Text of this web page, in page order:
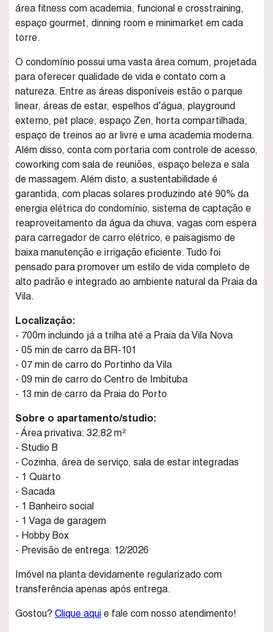
área fitness com academia, funcional e crosstraining,
espaço gourmet, dinning room e minimarket em cada
torre.
O condomínio possui uma vasta área comum, projetada
para oferecer qualidade de vida e contato com a
natureza. Entre as áreas disponíveis estão o parque
linear, áreas de estar, espelhos d’água, playground
externo, pet place, espaço Zen, horta compartilhada,
espaço de treinos ao ar livre e uma academia moderna.
Além disso, conta com portaria com controle de acesso,
coworking com sala de reuniões, espaço beleza e sala
de massagem. Além disto, a sustentabilidade é
garantida, com placas solares produzindo até 90% da
energia elétrica do condomínio, sistema de captação e
reaproveitamento da água da chuva, vagas com espera
para carregador de carro elétrico, e paisagismo de
baixa manutenção e irrigação eficiente. Tudo foi
pensado para promover um estilo de vida completo de
alto padrão e integrado ao ambiente natural da Praia da
Vila.
Localização:
- 700m incluindo já a trilha até a Praia da Vila Nova
- 05 min de carro da BR-101
- 07 min de carro do Portinho da Vila
- 09 min de carro do Centro de Imbituba
- 13 min de carro da Praia do Porto
Sobre o apartamento/studio:
- Área privativa: 32,82 m²
- Studio B
- Cozinha, área de serviço, sala de estar integradas
- 1 Quarto
- Sacada
- 1 Banheiro social
- 1 Vaga de garagem
- Hobby Box
- Previsão de entrega: 12/2026
Imóvel na planta devidamente regularizado com
transferência apenas após entrega.
Gostou? Clique aqui e fale com nosso atendimento!